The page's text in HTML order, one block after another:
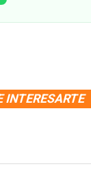
INTERESARTE